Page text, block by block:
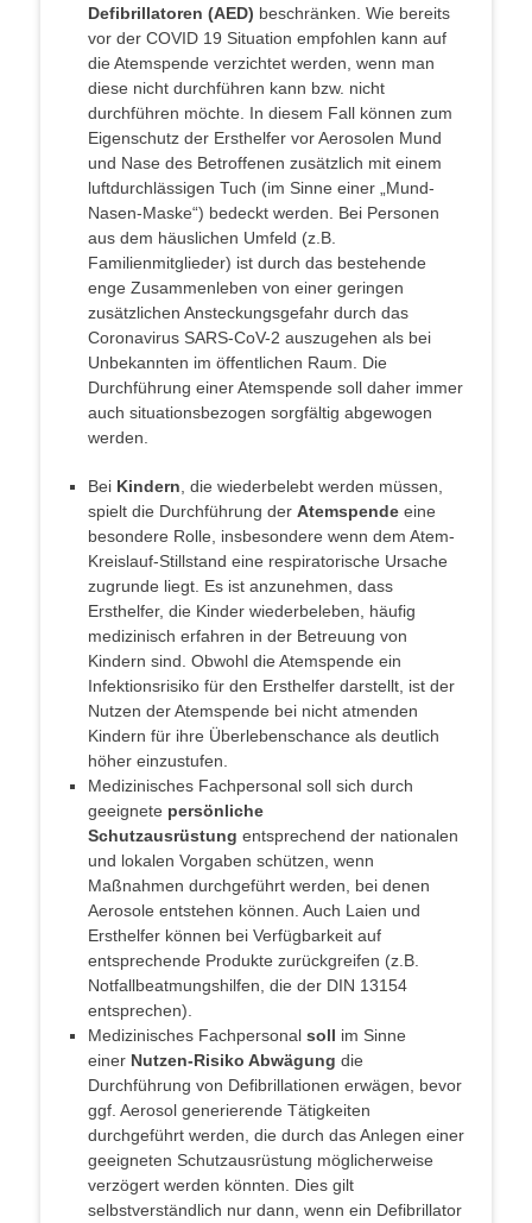
Defibrillatoren (AED) beschränken. Wie bereits
vor der COVID 19 Situation empfohlen kann auf
die Atemspende verzichtet werden, wenn man
diese nicht durchführen kann bzw. nicht
durchführen möchte. In diesem Fall können zum
Eigenschutz der Ersthelfer vor Aerosolen Mund
und Nase des Betroffenen zusätzlich mit einem
luftdurchlässigen Tuch (im Sinne einer „Mund-
Nasen-Maske“) bedeckt werden. Bei Personen
aus dem häuslichen Umfeld (z.B.
Familienmitglieder) ist durch das bestehende
enge Zusammenleben von einer geringen
zusätzlichen Ansteckungsgefahr durch das
Coronavirus SARS-CoV-2 auszugehen als bei
Unbekannten im öffentlichen Raum. Die
Durchführung einer Atemspende soll daher immer
auch situationsbezogen sorgfältig abgewogen
werden.
Bei Kindern, die wiederbelebt werden müssen,
spielt die Durchführung der Atemspende eine
besondere Rolle, insbesondere wenn dem Atem-
Kreislauf-Stillstand eine respiratorische Ursache
zugrunde liegt. Es ist anzunehmen, dass
Ersthelfer, die Kinder wiederbeleben, häufig
medizinisch erfahren in der Betreuung von
Kindern sind. Obwohl die Atemspende ein
Infektionsrisiko für den Ersthelfer darstellt, ist der
Nutzen der Atemspende bei nicht atmenden
Kindern für ihre Überlebenschance als deutlich
höher einzustufen.
Medizinisches Fachpersonal soll sich durch
geeignete persönliche
Schutzausrüstung entsprechend der nationalen
und lokalen Vorgaben schützen, wenn
Maßnahmen durchgeführt werden, bei denen
Aerosole entstehen können. Auch Laien und
Ersthelfer können bei Verfügbarkeit auf
entsprechende Produkte zurückgreifen (z.B.
Notfallbeatmungshilfen, die der DIN 13154
entsprechen).
Medizinisches Fachpersonal soll im Sinne
einer Nutzen-Risiko Abwägung die
Durchführung von Defibrillationen erwägen, bevor
ggf. Aerosol generierende Tätigkeiten
durchgeführt werden, die durch das Anlegen einer
geeigneten Schutzausrüstung möglicherweise
verzögert werden könnten. Dies gilt
selbstverständlich nur dann, wenn ein Defibrillator